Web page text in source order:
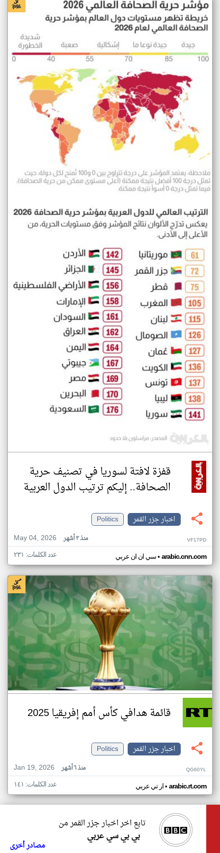
قفزة لافتة لسوريا في تصنيف حرية
الصحافة.. إليكم ترتيب الدول العربية
اخبار جزر القمر
Politics
May 04, 2026
منذ ٣ أشهر VF17PD
سي ان ان عربي• arabic.cnn.com عدد الكلمات: ٢٣١
قائمة هدافي كأس أمم إفريقيا 2025
اخبار جزر القمر
Politics
Jan 19, 2026
منذ ٦ أشهر QG60YL
ار تي عربي• arabic.rt.com عدد الكلمات: ١٤١
تابع اخر اخبار جزر القمر من
بي بي سي عربي
مصادر أخرى